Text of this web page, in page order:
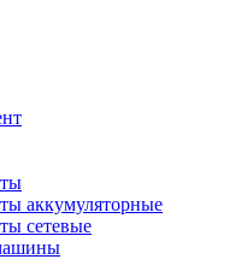
аккумуляторные
сетевые